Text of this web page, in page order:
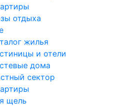
отдыха
жилья
и отели
дома
сектор
щель